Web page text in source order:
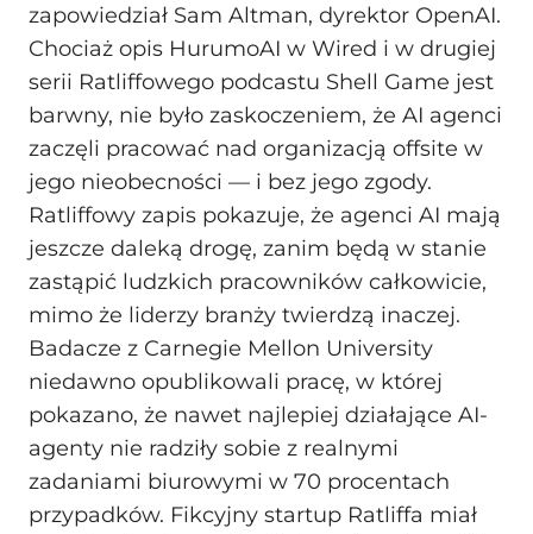
zapowiedział Sam Altman, dyrektor OpenAI.
Chociaż opis HurumoAI w Wired i w drugiej
serii Ratliffowego podcastu Shell Game jest
barwny, nie było zaskoczeniem, że AI agenci
zaczęli pracować nad organizacją offsite w
jego nieobecności — i bez jego zgody.
Ratliffowy zapis pokazuje, że agenci AI mają
jeszcze daleką drogę, zanim będą w stanie
zastąpić ludzkich pracowników całkowicie,
mimo że liderzy branży twierdzą inaczej.
Badacze z Carnegie Mellon University
niedawno opublikowali pracę, w której
pokazano, że nawet najlepiej działające AI-
agenty nie radziły sobie z realnymi
zadaniami biurowymi w 70 procentach
przypadków. Fikcyjny startup Ratliffa miał